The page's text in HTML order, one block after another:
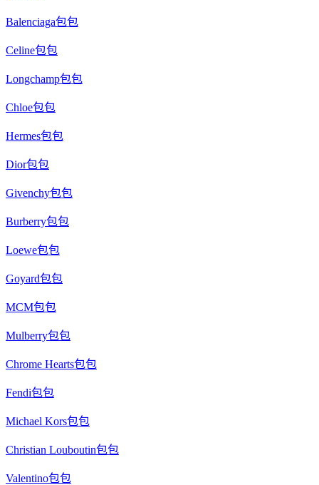
Balenciaga包包
Celine包包
Longchamp包包
Chloe包包
Hermes包包
Dior包包
Givenchy包包
Burberry包包
Loewe包包
Goyard包包
MCM包包
Mulberry包包
Chrome Hearts包包
Fendi包包
Michael Kors包包
Christian Louboutin包包
Valentino包包